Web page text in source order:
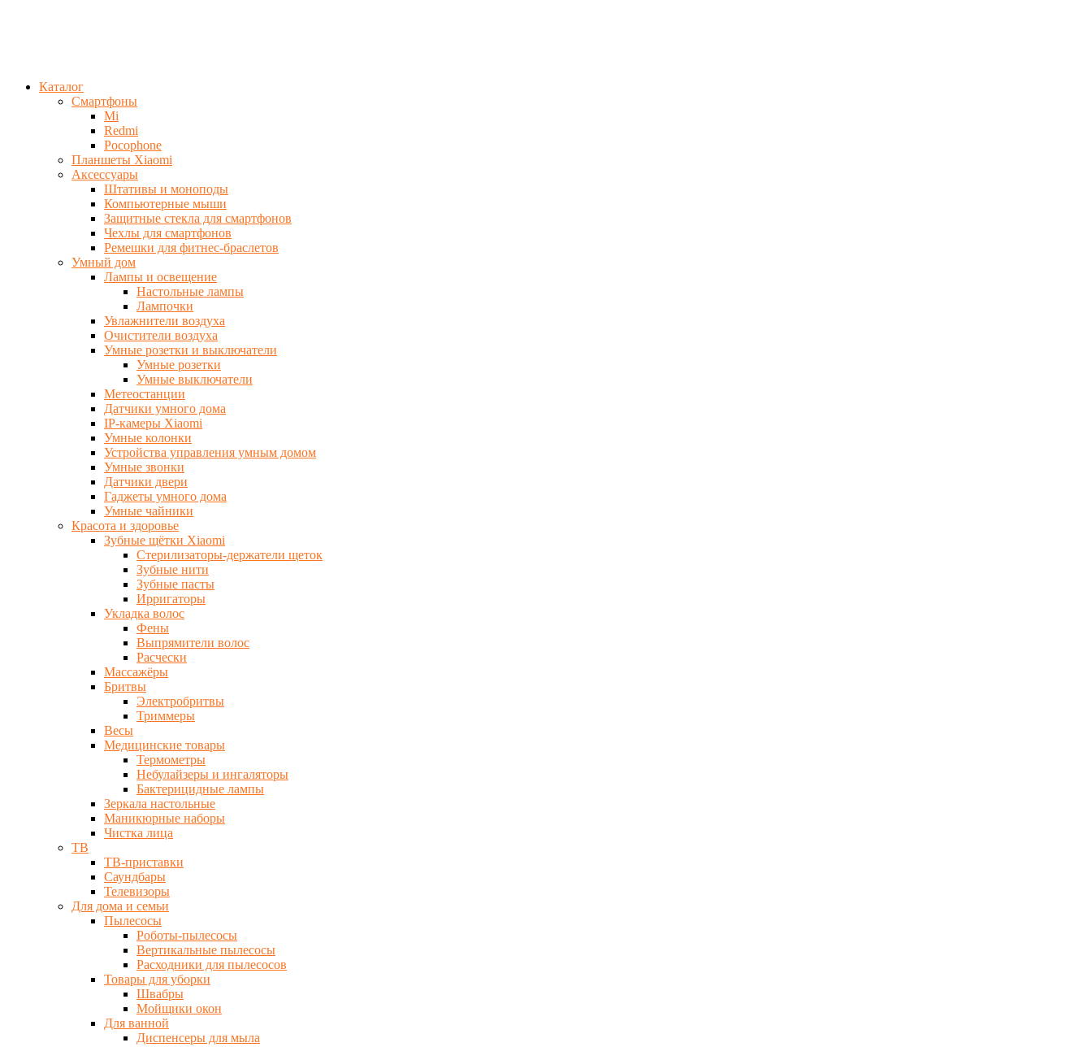
Каталог
Смартфоны
Mi
Redmi
Pocophone
Планшеты Xiaomi
Аксессуары
Штативы и моноподы
Компьютерные мыши
Защитные стекла для смартфонов
Чехлы для смартфонов
Ремешки для фитнес-браслетов
Умный дом
Лампы и освещение
Настольные лампы
Лампочки
Увлажнители воздуха
Очистители воздуха
Умные розетки и выключатели
Умные розетки
Умные выключатели
Метеостанции
Датчики умного дома
IP-камеры Xiaomi
Умные колонки
Устройства управления умным домом
Умные звонки
Датчики двери
Гаджеты умного дома
Умные чайники
Красота и здоровье
Зубные щётки Xiaomi
Стерилизаторы-держатели щеток
Зубные нити
Зубные пасты
Ирригаторы
Укладка волос
Фены
Выпрямители волос
Расчески
Массажёры
Бритвы
Электробритвы
Триммеры
Весы
Медицинские товары
Термометры
Небулайзеры и ингаляторы
Бактерицидные лампы
Зеркала настольные
Маникюрные наборы
Чистка лица
ТВ
ТВ-приставки
Саундбары
Телевизоры
Для дома и семьи
Пылесосы
Роботы-пылесосы
Вертикальные пылесосы
Расходники для пылесосов
Товары для уборки
Швабры
Мойщики окон
Для ванной
Диспенсеры для мыла